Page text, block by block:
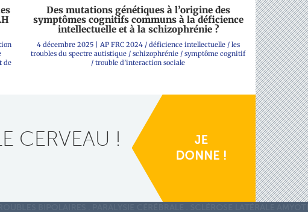
de
Des mutations génétiques à l’origine des
symptômes cognitifs communs à la déficience
intellectuelle et à la schizophrénie ?
4 décembre 2025| AP FRC 2024/ déficience intellectuelle/ les
troubles du spectre autistique / schizophrénie / symptôme cognitif
/ trouble d’interaction sociale
CERVEAU !